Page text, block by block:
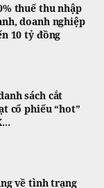
thuế thu nhập
doanh nghiệp
10 tỷ đồng
sách cắt
cổ phiếu “hot”
về tình trạng